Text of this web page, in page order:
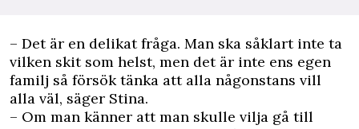
– Det är en delikat fråga. Man ska såklart inte ta
vilken skit som helst, men det är inte ens egen
familj så försök tänka att alla någonstans vill
alla väl, säger Stina.
– Om man känner att man skulle vilja gå till